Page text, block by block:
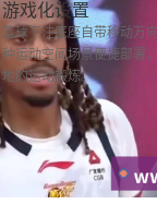
游戏化设置
篮球下注底座自带移动万
种运动空间场景便捷部署
地的运动锻炼。